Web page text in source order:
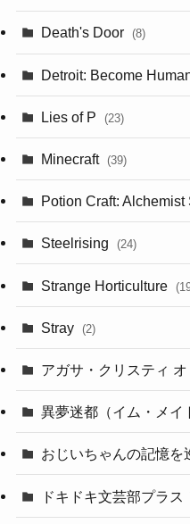
Death's Door (8)
Detroit: Become
Lies of P (23)
Minecraft (39)
Potion Craft: Alchemist
Steelrising (24)
Strange Horticulture
Stray (2)
アガサ・クリスティ
異夢迷都（イム・メイ
おじいちゃんの記憶を
ドキドキ文芸部プラス